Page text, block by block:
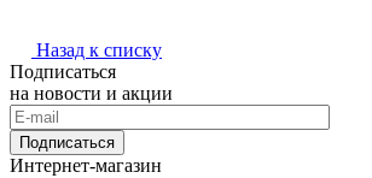
Назад к списку
Подписаться
на новости и акции
Подписаться
Интернет-магазин